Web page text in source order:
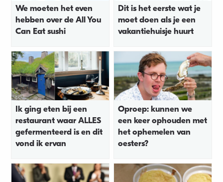
We moeten het even
hebben over de All You
Can Eat sushi
Dit is het eerste wat je
moet doen als je een
vakantiehuisje huurt
Ik ging eten bij een
restaurant waar ALLES
gefermenteerd is en dit
vond ik ervan
Oproep: kunnen we
een keer ophouden met
het ophemelen van
oesters?